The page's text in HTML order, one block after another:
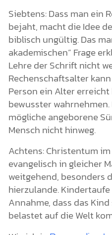
Siebtens: Dass man ein
bejaht, macht die Idee
biblisch ungültig. Das
akademischen” Frage
Lehre der Schrift nicht
Rechenschaftsalter
Person ein Alter
bewusster
mögliche angeborene
Mensch nicht hinweg.
Achtens: Christentum
evangelisch in gleicher
weitgehend, besonders
hierzulande.
Annahme, dass das
belastet auf die Welt